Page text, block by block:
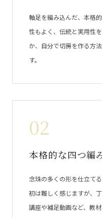
軸足を編み込んだ、本格
性もよく、伝統と実用性
か、自分で切房を作る方
す。
02
本格的な四つ編
念珠の多くの形を仕立て
初は難しく感じますが、
講座や補足動画など、教材